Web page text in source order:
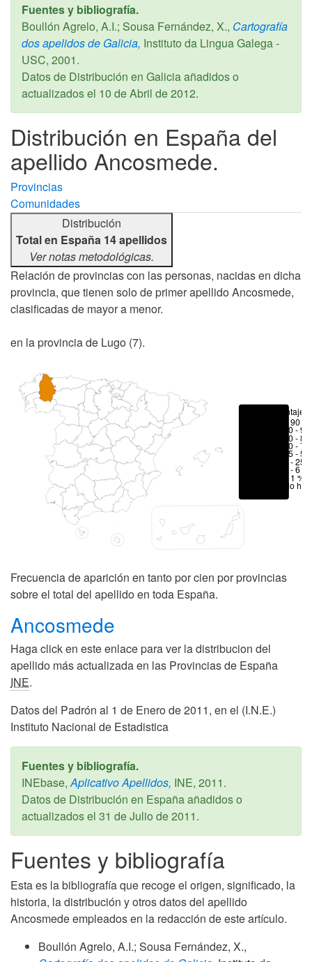
Fuentes y bibliografía.
Boullón Agrelo, A.I.; Sousa Fernández, X., Cartografía
dos apelidos de Galicia, Instituto da Lingua Galega -
USC, 2001.
Datos de Distribución en Galicia añadidos o
actualizados el 10 de Abril de 2012.
Distribución en España del
apellido Ancosmede.
Provincias
Comunidades
Distribución
Total en España 14 apellidos
Ver notas metodológicas.
Relación de provincias con las personas, nacidas en dicha
provincia, que tienen solo de primer apellido Ancosmede,
clasificadas de mayor a menor.
en la provincia de Lugo (7).
Porcentajes
> 90 %
80 -
70 -
50 -
25 -
6 - 25
1 - 6 %
< 1 %
No hay
Frecuencia de aparición en tanto por cien por provincias
sobre el total del apellido en toda España.
Ancosmede
Haga click en este enlace para ver la distribucion del
apellido más actualizada en las Provincias de España
INE.
Datos del Padrón al 1 de Enero de 2011, en el (I.N.E.)
Instituto Nacional de Estadistica
Fuentes y bibliografía.
INEbase, Aplicativo Apellidos, INE, 2011.
Datos de Distribución en España añadidos o
actualizados el 31 de Julio de 2011.
Fuentes y bibliografía
Esta es la bibliografía que recoge el origen, significado, la
historia, la distribución y otros datos del apellido
Ancosmede empleados en la redacción de este artículo.
Boullón Agrelo, A.I.; Sousa Fernández, X.,